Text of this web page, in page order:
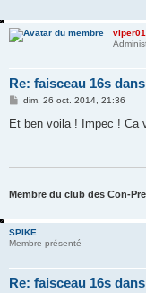
viper01
Re: faisceau 16s
M
s
dim. 26 oct. 2014, 21:36
Et ben voila ! Impec ! Ca
Membre du club des Con-
SPIKE
Membre présenté
Re: faisceau 16s